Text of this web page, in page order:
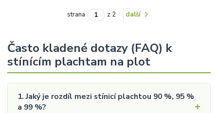
strana z 2 další
Často kladené dotazy (FAQ) k
stínícím plachtam na plot
1. Jaký je rozdíl mezi stínicí plachtou 90 %, 95 %
a 99 %?